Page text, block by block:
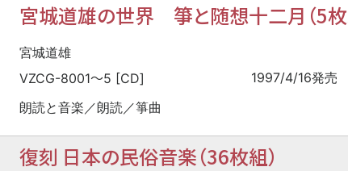
宮城道雄の世界 箏と随想十二月（5枚
宮城道雄
VZCG-8001〜5 [CD] 1997/4/16発売
朗読と音楽／朗読／箏曲
復刻 日本の民俗音楽（36枚組）